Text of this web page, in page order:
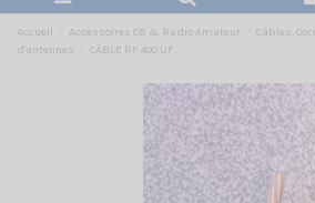
Accueil Accessoires CB & Radio Amateur Câbles,
d'antennes
CÂBLE RF 400 UF